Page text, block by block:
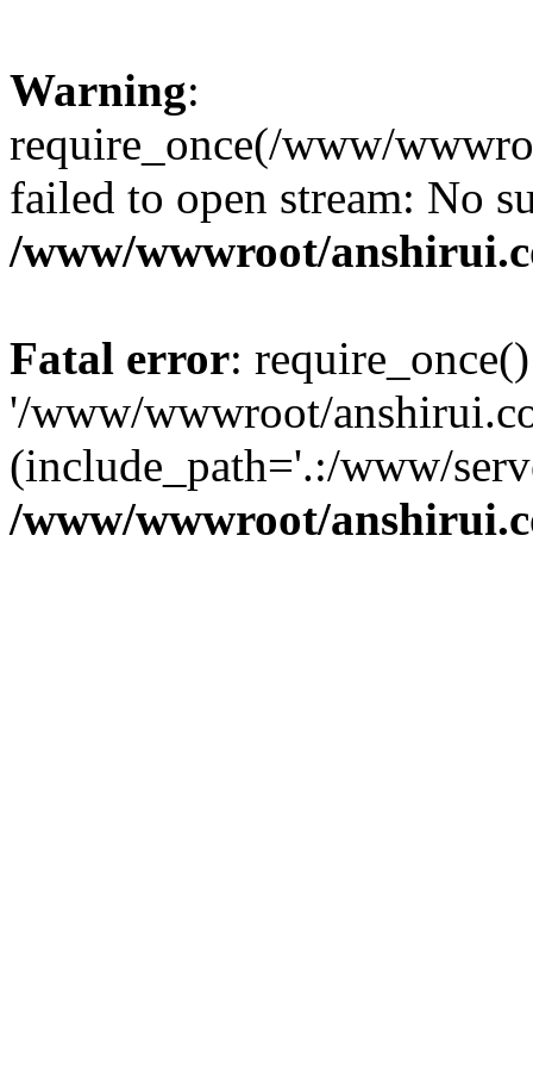
Warning:
require_once(/www/
failed to open stream: No
/www/wwwroot/
Fatal error:
'/www/wwwroot/
(include_path='.:/www/
/www/wwwroot/